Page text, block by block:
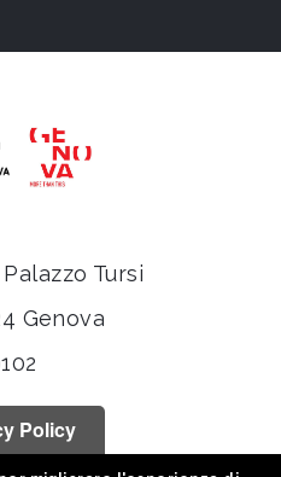
Tursi
Genova
Policy